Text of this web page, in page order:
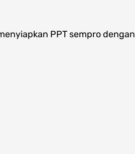
PPT sempro dengan